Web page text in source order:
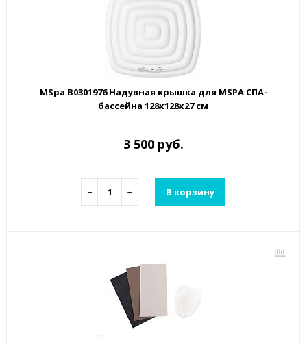
MSpa B0301976 Надувная крышка для MSPA СПА-
бассейна 128х128х27 см
3 500 руб.
− + В корзину